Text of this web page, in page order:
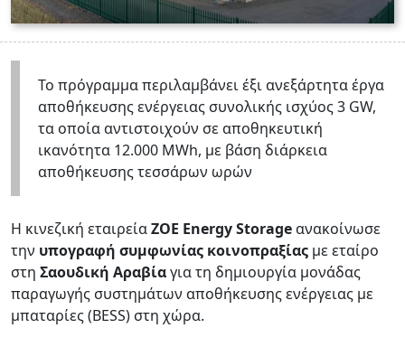
Το πρόγραμμα περιλαμβάνει έξι ανεξάρτητα έργα
αποθήκευσης ενέργειας συνολικής ισχύος 3 GW,
τα οποία αντιστοιχούν σε αποθηκευτική
ικανότητα 12.000 MWh, με βάση διάρκεια
αποθήκευσης τεσσάρων ωρών
Η κινεζική εταιρείαZOE Energy Storageανακοίνωσε
την υπογραφή συμφωνίας κοινοπραξίας με εταίρο
στη Σαουδική Αραβίαγια τη δημιουργία μονάδας
παραγωγής συστημάτων αποθήκευσης ενέργειας με
μπαταρίες (BESS) στη χώρα.